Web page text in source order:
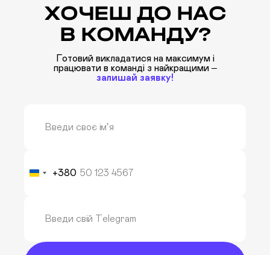
ХОЧЕШ ДО НАС
В КОМАНДУ?
Готовий викладатися на максимум і
працювати в команді з найкращими –
залишай заявку!
Ukraine
+380